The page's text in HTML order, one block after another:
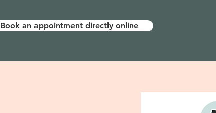
Book an appointment directly online